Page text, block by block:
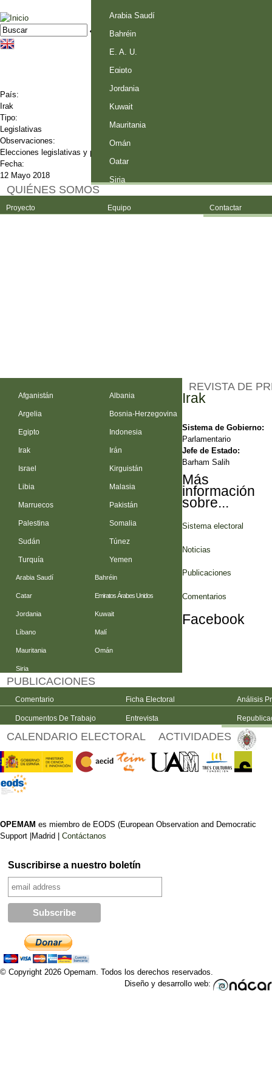
Jump to navigation
Formulario de búsqueda
Buscar
País:
Irak
Tipo:
Legislativas
Observaciones:
Elecciones legislativas y provinciales
Fecha:
12 Mayo 2018
QUIÉNES SOMOS
Proyecto Equipo Contactar
Palestina
Arabia Saudí
Bahréin
E. A. U.
Egipto
Jordania
Kuwait
Mauritania
Omán
Qatar
Siria
Afganistán Albania
Argelia Bosnia-Herzegovina
Egipto Indonesia
Irak Irán
Israel Kirguistán
Libia Malasia
Marruecos Pakistán
Palestina Somalia
Sudán Túnez
Turquía Yemen
Arabia Saudí Bahréin
Catar Emiratos Árabes Unidos
Jordania Kuwait
Líbano Malí
Mauritania Omán
Siria
REVISTA DE
PUBLICACIONES
Comentario Ficha Electoral Análisis
Documentos De Trabajo Entrevista
CALENDARIO ELECTORAL ACTIVIDADES
Irak
Sistema de Gobierno:
Parlamentario
Jefe de Estado:
Barham Salih
Más
información
sobre...
Sistema electoral
Noticias
Publicaciones
Comentarios
Facebook
OPEMAM es miembro de EODS (European Observation and Democratic
Support |Madrid | Contáctanos
Suscribirse a nuestro boletín
© Copyright 2026 Opemam. Todos los derechos reservados.
Diseño y desarrollo web: